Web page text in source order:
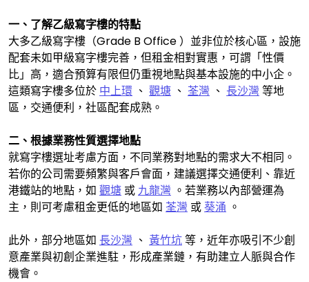
一、了解乙級寫字樓的特點
大多乙級寫字樓（Grade B Office ）並非位於核心區，設施
配套未如甲級寫字樓完善，但租金相對實惠，可謂「性價
比」高，適合預算有限但仍重視地點與基本設施的中小企。
這類寫字樓多位於 中上環 、 觀塘 、 荃灣 、 長沙灣 等地
區，交通便利，社區配套成熟。
二、根據業務性質選擇地點
就寫字樓選址考慮方面，不同業務對地點的需求大不相同。
若你的公司需要頻繁與客戶會面，建議選擇交通便利、靠近
港鐵站的地點，如 觀塘 或九龍灣 。若業務以內部營運為
主，則可考慮租金更低的地區如 荃灣 或葵涌 。
此外，部分地區如 長沙灣 、 黃竹坑等，近年亦吸引不少創
意產業與初創企業進駐，形成產業鏈，有助建立人脈與合作
機會。